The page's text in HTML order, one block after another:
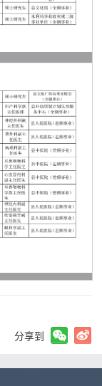
分享到